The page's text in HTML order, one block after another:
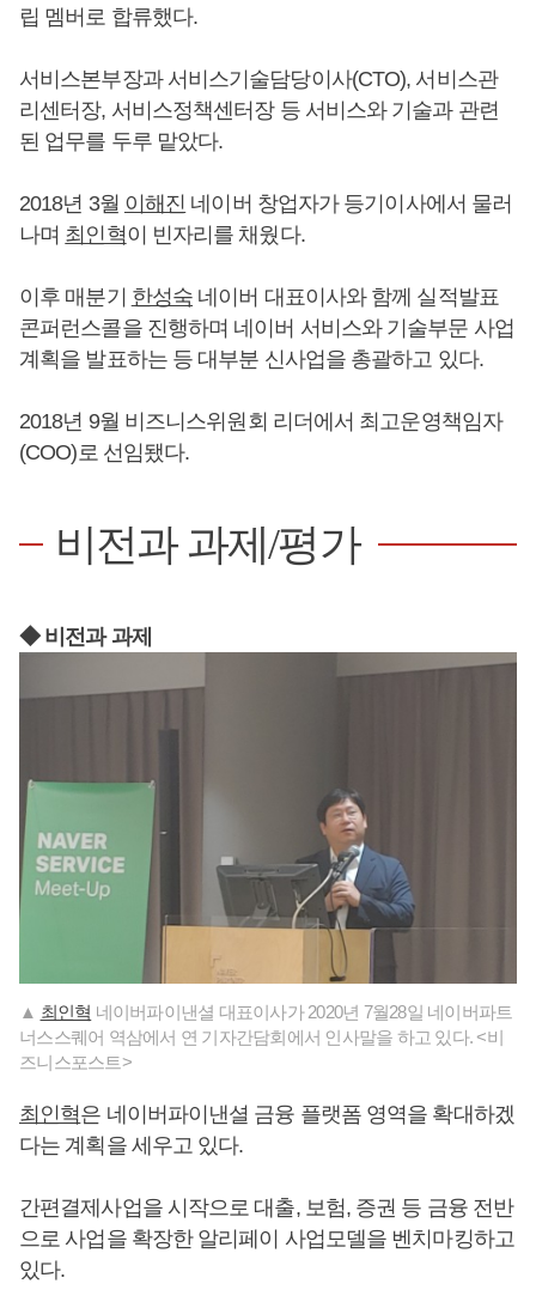
립 멤버로 합류했다.
서비스본부장과 서비스기술담당이사(CTO), 서비스관
리센터장, 서비스정책센터장 등 서비스와 기술과 관련
된 업무를 두루 맡았다.
2018년 3월 이해진 네이버 창업자가 등기이사에서 물러
나며 최인혁이 빈자리를 채웠다.
이후 매분기 한성숙 네이버 대표이사와 함께 실적발표
콘퍼런스콜을 진행하며 네이버 서비스와 기술부문 사업
계획을 발표하는 등 대부분 신사업을 총괄하고 있다.
2018년 9월 비즈니스위원회 리더에서 최고운영책임자
(COO)로 선임됐다.
비전과 과제/평가
◆ 비전과 과제
▲ 최인혁 네이버파이낸셜 대표이사가 2020년 7월28일 네이버파트
너스스퀘어 역삼에서 연 기자간담회에서 인사말을 하고 있다. <비
즈니스포스트>
최인혁은 네이버파이낸셜 금융 플랫폼 영역을 확대하겠
다는 계획을 세우고 있다.
간편결제사업을 시작으로 대출, 보험, 증권 등 금융 전반
으로 사업을 확장한 알리페이 사업모델을 벤치마킹하고
있다.